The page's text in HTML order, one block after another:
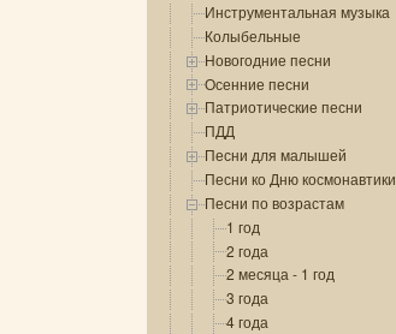
Инструментальная музыка
Колыбельные
Новогодние песни
Осенние песни
Патриотические песни
ПДД
Песни для малышей
Песни ко Дню космонавтики
Песни по возрастам
1 год
2 года
2 месяца - 1 год
3 года
4 года